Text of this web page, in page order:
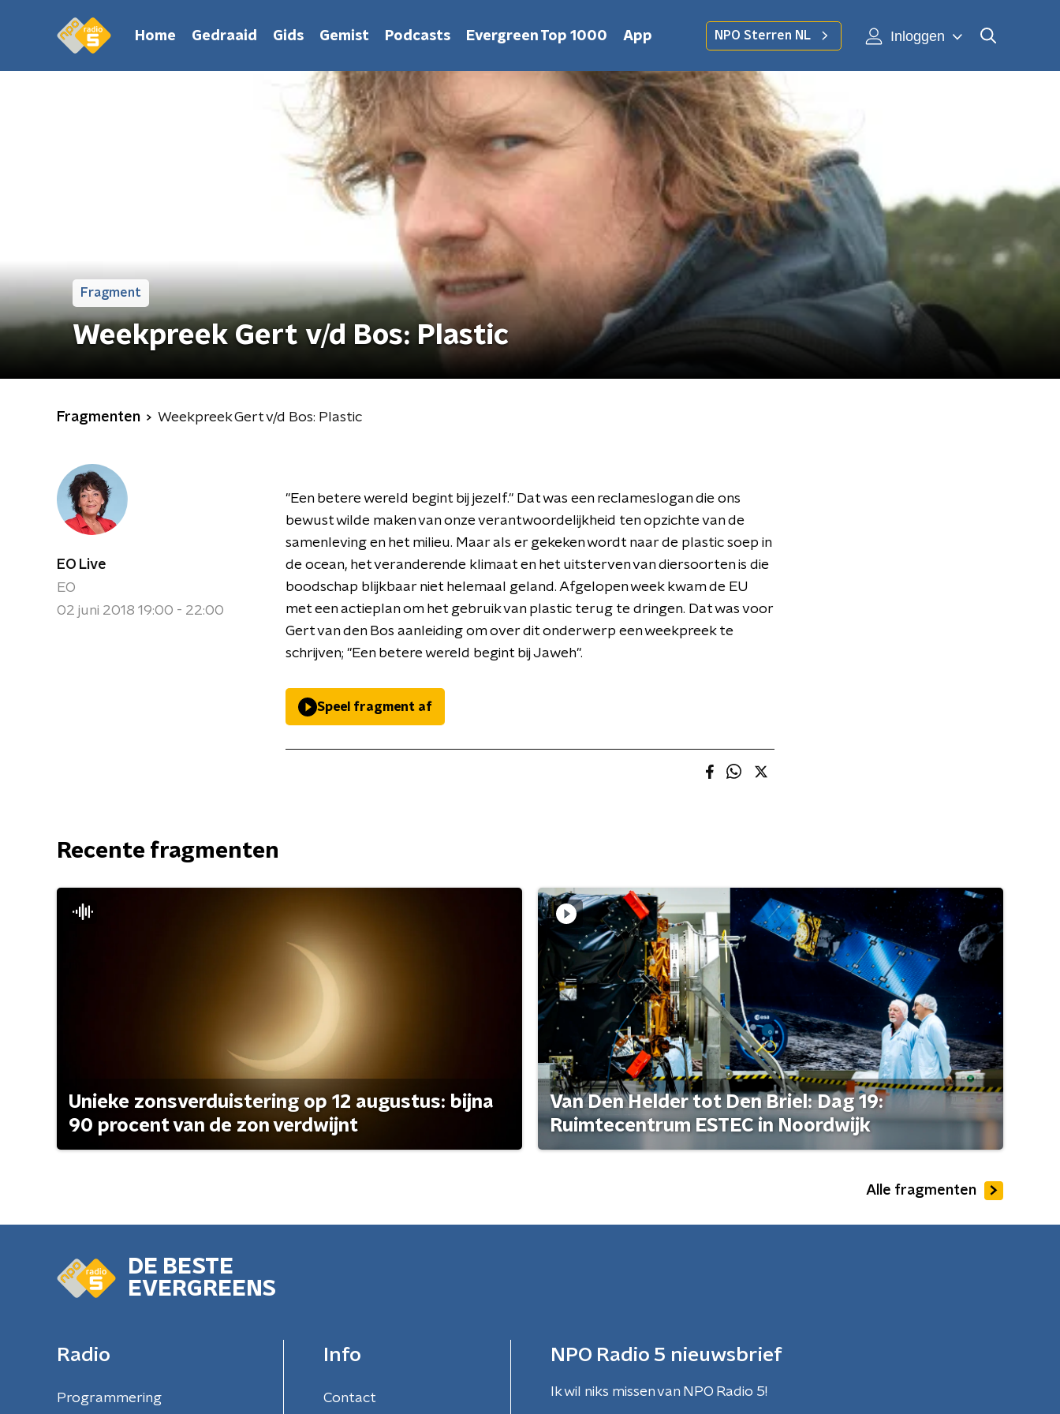
Home Gedraaid Gids Gemist Podcasts Evergreen Top 1000 App NPO Sterren NL Inloggen
Fragment
Weekpreek Gert v/d Bos: Plastic
Fragmenten Weekpreek Gert v/d Bos: Plastic
EO Live
EO
02 juni 2018 19:00 - 22:00
"Een betere wereld begint bij jezelf." Dat was een reclameslogan die ons
bewust wilde maken van onze verantwoordelijkheid ten opzichte van de
samenleving en het milieu. Maar als er gekeken wordt naar de plastic soep in
de ocean, het veranderende klimaat en het uitsterven van diersoorten is die
boodschap blijkbaar niet helemaal geland. Afgelopen week kwam de EU
met een actieplan om het gebruik van plastic terug te dringen. Dat was voor
Gert van den Bos aanleiding om over dit onderwerp een weekpreek te
schrijven; "Een betere wereld begint bij Jaweh".
Speel fragment af
Recente fragmenten
Unieke zonsverduistering op 12 augustus: bijna
90 procent van de zon verdwijnt
Van Den Helder tot Den Briel: Dag 19:
Ruimtecentrum ESTEC in Noordwijk
Alle fragmenten
DE BESTE
EVERGREENS
Radio
Programmering
Info
Contact
NPO Radio 5 nieuwsbrief
Ik wil niks missen van NPO Radio 5!